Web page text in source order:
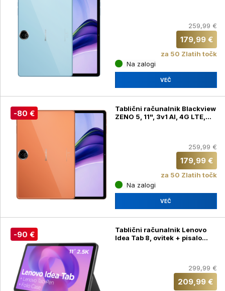
259,99 €
179,99 €
za 50 Zlatih točk
Na zalogi
VEČ
-80 €
Tablični računalnik Blackview
ZENO 5, 11", 3v1 AI, 4G LTE,
259,99 €
179,99 €
za 50 Zlatih točk
Na zalogi
VEČ
-90 €
Tablični računalnik Lenovo
Idea Tab 8, ovitek + pisalo
299,99 €
209,99 €